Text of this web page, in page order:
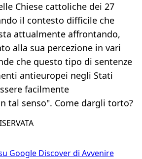
Chiese cattoliche dei 27
il contesto difficile che
attualmente affrontando,
alla sua percezione in vari
che questo tipo di sentenze
antieuropei negli Stati
facilmente
tal senso". Come dargli torto?
Google Discover di Avvenire